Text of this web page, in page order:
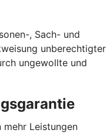
, Sach- und
unberechtigter
ungewollte und
mehr Leistungen